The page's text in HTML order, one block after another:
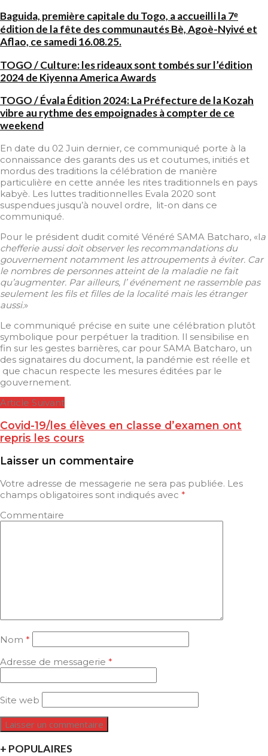
Baguida, première capitale du Togo, a accueilli la 7ᵉ
édition de la fête des communautés Bè, Agoè-Nyivé et
Aflao, ce samedi 16.08.25.
TOGO / Culture: les rideaux sont tombés sur l’édition
2024 de Kiyenna America Awards
TOGO / Évala Édition 2024: La Préfecture de la Kozah
vibre au rythme des empoignades à compter de ce
weekend
En date du 02 Juin dernier, ce communiqué porte à la
connaissance des garants des us et coutumes, initiés et
mordus des traditions la célébration de manière
particulière en cette année les rites traditionnels en pays
kabyè. Les luttes traditionnelles Evala 2020 sont
suspendues jusqu’à nouvel ordre, lit-on dans ce
communiqué.
Pour le président dudit comité Vénéré SAMA Batcharo, «la
chefferie aussi doit observer les recommandations du
gouvernement notamment les attroupements à éviter. Car
le nombres de personnes atteint de la maladie ne fait
qu’augmenter. Par ailleurs, l’ événement ne rassemble pas
seulement les fils et filles de la localité mais les étranger
aussi.»
Le communiqué précise en suite une célébration plutôt
symbolique pour perpétuer la tradition. Il sensibilise en
fin sur les gestes barrières, car pour SAMA Batcharo, un
des signataires du document, la pandémie est réelle et
que chacun respecte les mesures éditées par le
gouvernement.
Article Suivant
Covid-19/les élèves en classe d’examen ont
repris les cours
Laisser un commentaire
Votre adresse de messagerie ne sera pas publiée. Les
champs obligatoires sont indiqués avec *
Commentaire
Nom *
Adresse de messagerie *
Site web
+ POPULAIRES